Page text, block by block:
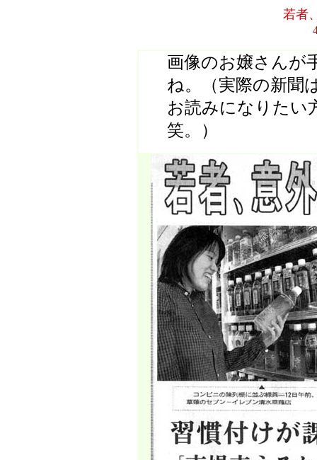
若者
画像のお嬢さんが
ね。（実際の新聞
お読みになりたい
笑。）